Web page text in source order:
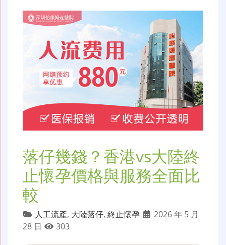
落仔幾錢？香港vs大陸終
止懷孕價格與服務全面比
較
人工流產, 大陸落仔, 終止懷孕
2026 年 5 月
28 日
303